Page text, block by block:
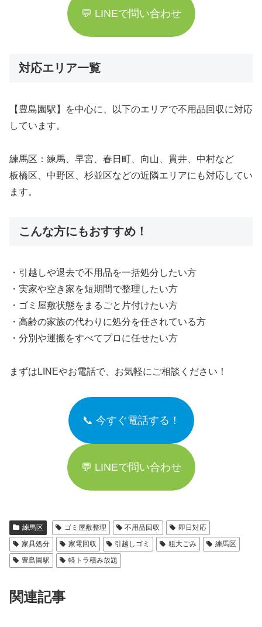
💬 LINEで問い合わせ
対応エリア一覧
【豊島園駅】を中心に、以下のエリアで不用品回収に対応
しています。
練馬区：練馬、早宮、春日町、向山、貫井、中村など
板橋区、中野区、杉並区などの近隣エリアにも対応してい
ます。
こんな方にもおすすめ！
・引越しや退去で不用品を一括処分したい方
・実家や空き家を短期間で整理したい方
・ゴミ屋敷状態をまるごと片付けたい方
・高齢の家族の代わりに処分を任されている方
・分別や運搬をすべてプロに任せたい方
まずはLINEやお電話で、お気軽にご相談ください！
📞 今すぐ電話する！
💬 LINEで問い合わせ
練馬区 ゴミ屋敷整理 不用品回収
即日対応
家具処分
家電回収 引越しゴミ 粗大ごみ
練馬区
豊島園駅
軽トラ積み放題
関連記事